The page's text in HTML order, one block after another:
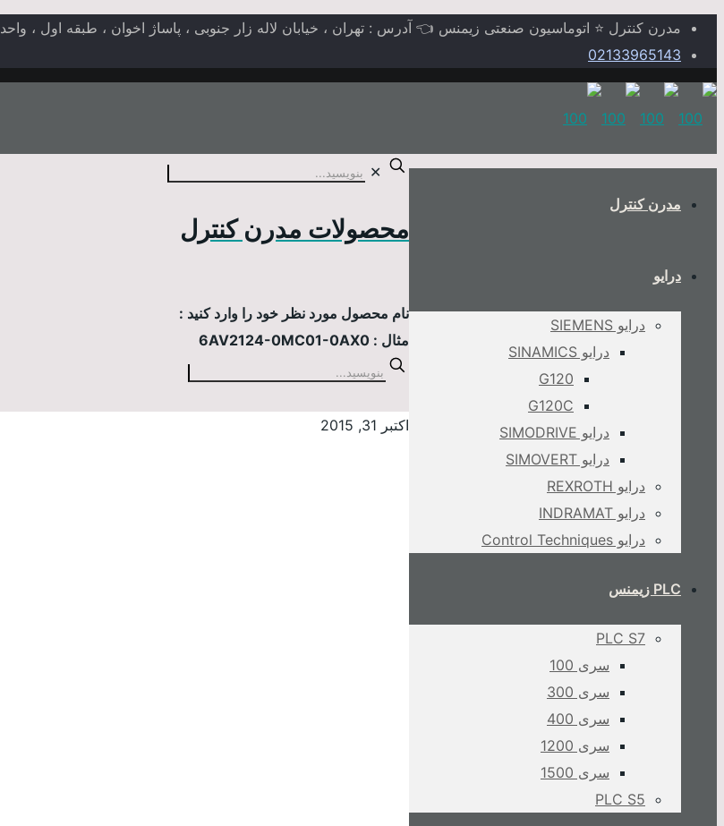
مدرن کنترل ⭐ اتوماسیون صنعتی زیمنس 👈 آدرس : تهران ، خیابان لاله زار جنوبی ، پاساژ اخوان ، طبقه اول ، واحد ۳۳ .
02133965143
مدرن کنترل
درایو
درایو SIEMENS
درایو SINAMICS
G120
G120C
درایو SIMODRIVE
درایو SIMOVERT
درایو REXROTH
درایو INDRAMAT
درایو Control Techniques
PLC زیمنس
PLC S7
سری 100
سری 300
سری 400
سری 1200
سری 1500
PLC S5
✕
محصولات مدرن کنترل
نام محصول مورد نظر خود را وارد کنید :
مثال : 6AV2124-0MC01-0AX0
اکتبر 31, 2015